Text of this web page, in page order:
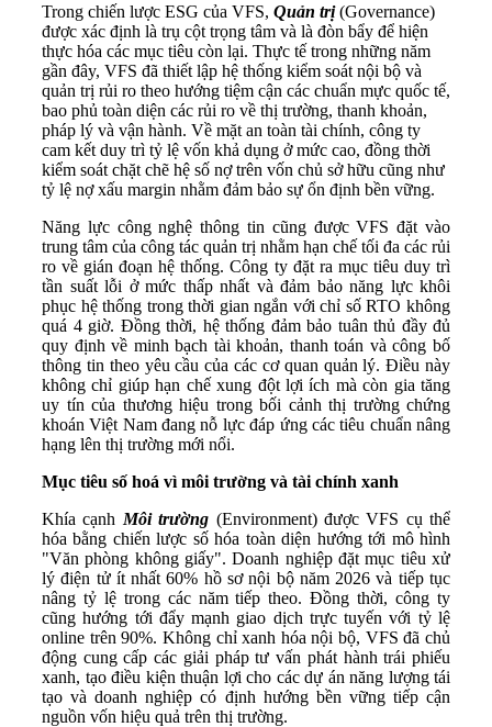
Trong chiến lược ESG của VFS, Quản trị(Governance)
được xác định là trụ cột trọng tâm và là đòn bẩy để hiện
thực hóa các mục tiêu còn lại. Thực tế trong những năm
gần đây, VFS đã thiết lập hệ thống kiểm soát nội bộ và
quản trị rủi ro theo hướng tiệm cận các chuẩn mực quốc tế,
bao phủ toàn diện các rủi ro về thị trường, thanh khoản,
pháp lý và vận hành. Về mặt an toàn tài chính, công ty
cam kết duy trì tỷ lệ vốn khả dụng ở mức cao, đồng thời
kiểm soát chặt chẽ hệ số nợ trên vốn chủ sở hữu cũng như
tỷ lệ nợ xấu margin nhằm đảm bảo sự ổn định bền vững.
Năng lực công nghệ thông tin cũng được VFS đặt vào
trung tâm của công tác quản trị nhằm hạn chế tối đa các rủi
ro về gián đoạn hệ thống. Công ty đặt ra mục tiêu duy trì
tần suất lỗi ở mức thấp nhất và đảm bảo năng lực khôi
phục hệ thống trong thời gian ngắn với chỉ số RTO không
quá 4 giờ. Đồng thời, hệ thống đảm bảo tuân thủ đầy đủ
quy định về minh bạch tài khoản, thanh toán và công bố
thông tin theo yêu cầu của các cơ quan quản lý. Điều này
không chỉ giúp hạn chế xung đột lợi ích mà còn gia tăng
uy tín của thương hiệu trong bối cảnh thị trường chứng
khoán Việt Nam đang nỗ lực đáp ứng các tiêu chuẩn nâng
hạng lên thị trường mới nổi.
Mục tiêu số hoá vì môi trường và tài chính xanh
Khía cạnh Môi trường (Environment) được VFS cụ thể
hóa bằng chiến lược số hóa toàn diện hướng tới mô hình
"Văn phòng không giấy". Doanh nghiệp đặt mục tiêu xử
lý điện tử ít nhất 60% hồ sơ nội bộ năm 2026 và tiếp tục
nâng tỷ lệ trong các năm tiếp theo. Đồng thời, công ty
cũng hướng tới đẩy mạnh giao dịch trực tuyến với tỷ lệ
online trên 90%. Không chỉ xanh hóa nội bộ, VFS đã chủ
động cung cấp các giải pháp tư vấn phát hành trái phiếu
xanh, tạo điều kiện thuận lợi cho các dự án năng lượng tái
tạo và doanh nghiệp có định hướng bền vững tiếp cận
nguồn vốn hiệu quả trên thị trường.